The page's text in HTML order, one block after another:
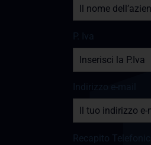
P. Iva
Indirizzo e-mail
Recapito Telefonico